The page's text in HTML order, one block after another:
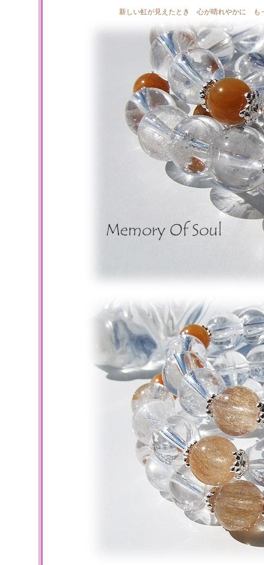
新しい虹が見えたとき 心が晴れやかに も